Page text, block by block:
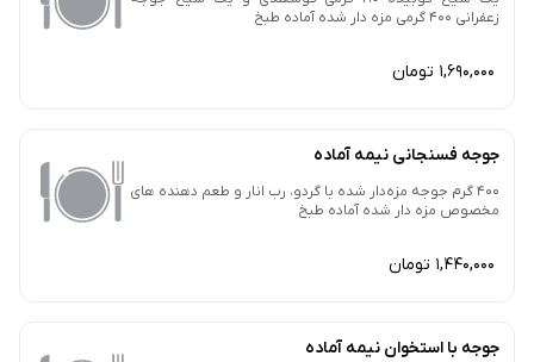
زعفرانی 400 گرمی مزه دار شده آماده طبخ
1,690,000 تومان
جوجه فسنجانی نیمه آماده
400 گرم جوجه مزه‌دار شده با گردو، رب انار و طعم دهنده های
مخصوص مزه دار شده آماده طبخ
1,440,000 تومان
جوجه با استخوان نیمه آماده